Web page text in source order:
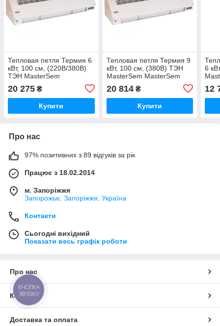
Тепловая петля Термия 6
кВт, 100 см, (220В/380В)
ТЭН MasterSem
20 275 ₴
Купити
Тепловая петля Термия 9
кВт, 100 см, (380В) ТЭН
MasterSem MasterSem
20 814₴
Купити
6
12
Про нас
97% позитивних з 89 відгуків за рік
Працює з 18.02.2014
м. Запоріжжя
Запорожье, Запоріжжя, Україна
Контакти
Сьогодні вихідний
Показати весь графік роботи
Про нас
Контакти
Доставка та оплата
КНОПКА
ЗВ'ЯЗКУ